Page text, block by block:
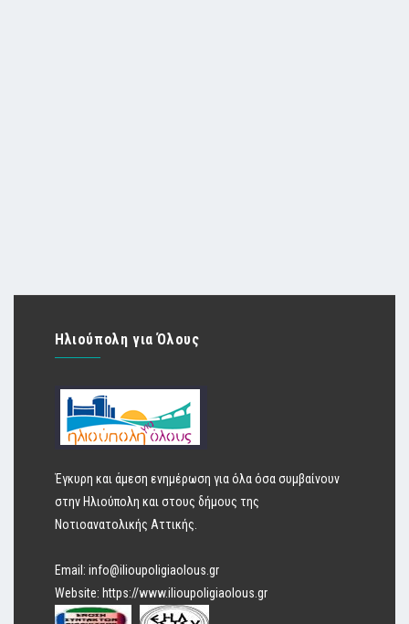
Ηλιούπολη για Όλους
Έγκυρη και άμεση ενημέρωση για όλα όσα συμβαίνουν
στην Ηλιούπολη και στους δήμους της
Νοτιοανατολικής Αττικής.
Email: info@ilioupoligiaolous.gr
Website: https://www.ilioupoligiaolous.gr